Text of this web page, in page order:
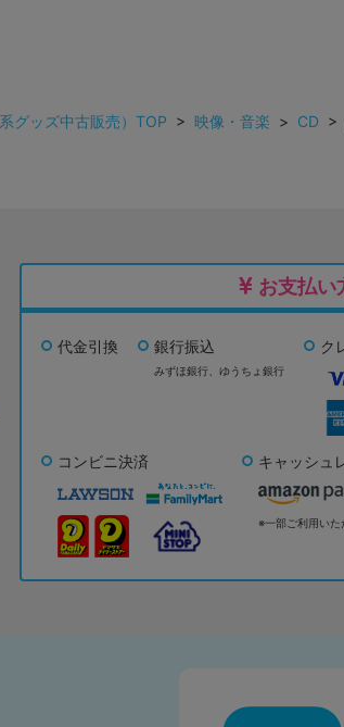
グッズ中古販売）TOP > 映像・音楽 > CD >
お支払い
代金引換 銀行振込
みずほ銀行、 ゆうちょ銀行
ク
コンビニ決済 キャッシュ
※一部ご利用いた